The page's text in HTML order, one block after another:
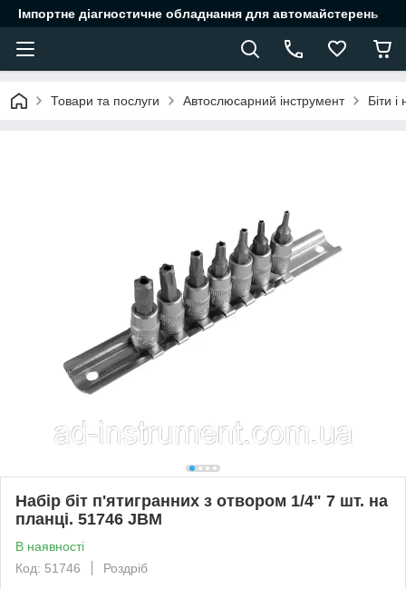
Імпортне діагностичне обладнання для автомайстерень
Товари та послуги Автослюсарний інструмент Біти
Набір біт п'ятигранних з отвором 1/4" 7 шт. на
планці. 51746 JBM
В наявності
Код: 51746
Роздріб